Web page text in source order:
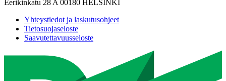
Eerikinkatu 28 A 00180 HELSINKI
Yhteystiedot ja laskutusohjeet
Tietosuojaseloste
Saavutettavuusseloste